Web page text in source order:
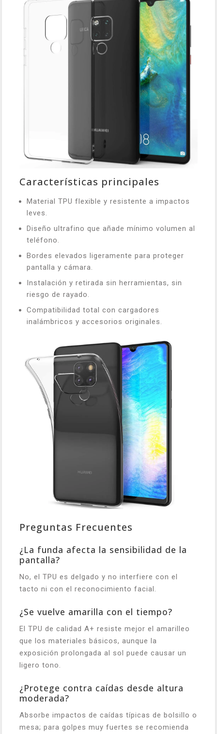
Características principales
Material TPU flexible y resistente a impactos
leves.
Diseño ultrafino que añade mínimo volumen al
teléfono.
Bordes elevados ligeramente para proteger
pantalla y cámara.
Instalación y retirada sin herramientas, sin
riesgo de rayado.
Compatibilidad total con cargadores
inalámbricos y accesorios originales.
Preguntas Frecuentes
¿La funda afecta la sensibilidad de la
pantalla?
No, el TPU es delgado y no interfiere con el
tacto ni con el reconocimiento facial.
¿Se vuelve amarilla con el tiempo?
El TPU de calidad A+ resiste mejor el amarilleo
que los materiales básicos, aunque la
exposición prolongada al sol puede causar un
ligero tono.
¿Protege contra caídas desde altura
moderada?
Absorbe impactos de caídas típicas de bolsillo o
mesa; para golpes muy fuertes se recomienda